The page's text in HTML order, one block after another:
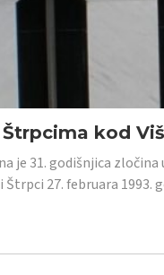
kod
je 31. godišnjica
27. februara 1993.